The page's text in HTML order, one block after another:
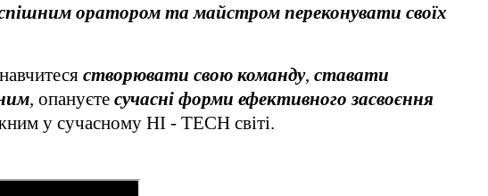
оратором та майстром переконувати своїх
створювати свою команду, ставати
, опануєте сучасні форми ефективного засвоєння
у сучасному HI - TECH світі.